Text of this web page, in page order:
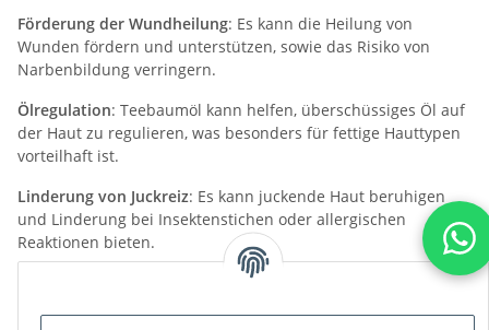
Förderung der Wundheilung: Es kann die Heilung von
Wunden fördern und unterstützen, sowie das Risiko von
Narbenbildung verringern.
Ölregulation: Teebaumöl kann helfen, überschüssiges Öl auf
der Haut zu regulieren, was besonders für fettige Hauttypen
vorteilhaft ist.
Linderung von Juckreiz: Es kann juckende Haut beruhigen
und Linderung bei Insektenstichen oder allergischen
Reaktionen bieten.
Es ist wichtig zu beachten, dass Teebaumöl in konzentrierter